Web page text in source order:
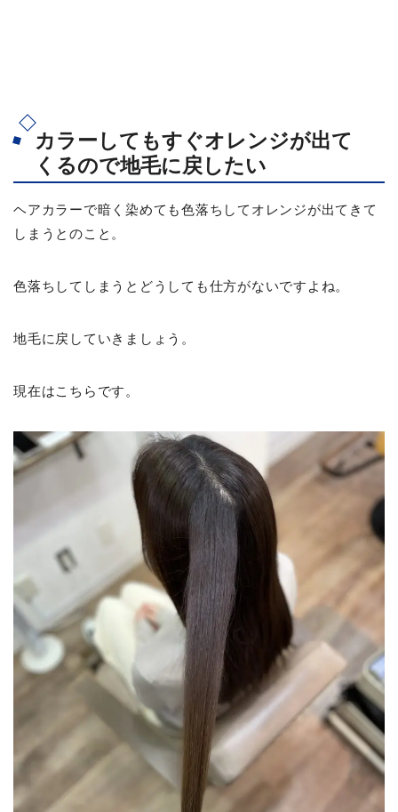
カラーしてもすぐオレンジが出て
くるので地毛に戻したい
ヘアカラーで暗く染めても色落ちしてオレンジが出てきて
しまうとのこと。
色落ちしてしまうとどうしても仕方がないですよね。
地毛に戻していきましょう。
現在はこちらです。